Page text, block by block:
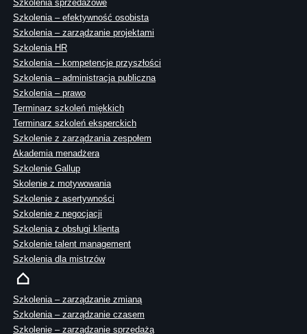
Szkolenia sprzedażowe
Szkolenia – efektywność osobista
Szkolenia – zarządzanie projektami
Szkolenia HR
Szkolenia – kompetencje przyszłości
Szkolenia – administracja publiczna
Szkolenia – prawo
Terminarz szkoleń miękkich
Terminarz szkoleń eksperckich
Szkolenie z zarządzania zespołem
Akademia menadżera
Szkolenie Gallup
Skolenie z motywowania
Szkolenie z asertywności
Szkolenie z negocjacji
Szkolenia z obsługi klienta
Szkolenie talent management
Szkolenia dla mistrzów
Szkolenia – zarządzanie zmianą
Szkolenia – zarządzanie czasem
Szkolenie – zarządzanie sprzedażą